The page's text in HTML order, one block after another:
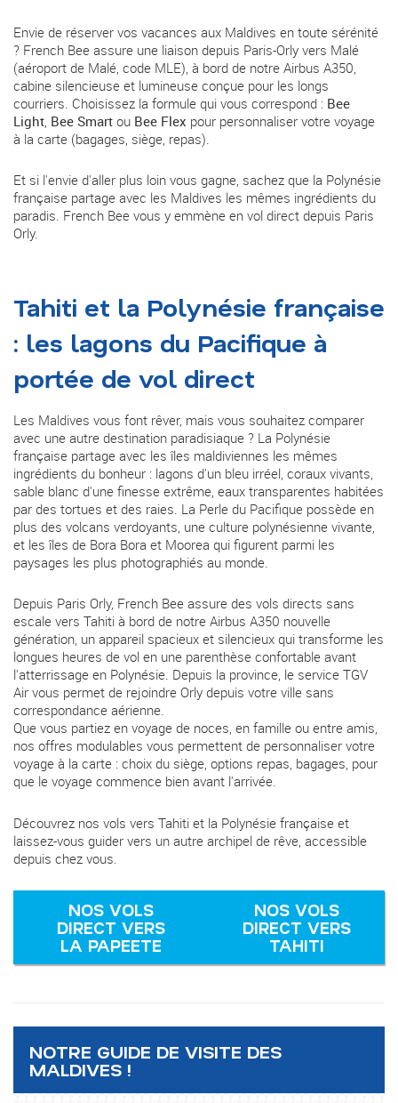
Envie de réserver vos vacances aux Maldives en toute sérénité
? French Bee assure une liaison depuis Paris-Orly vers Malé
(aéroport de Malé, code MLE), à bord de notre Airbus A350,
cabine silencieuse et lumineuse conçue pour les longs
courriers. Choisissez la formule qui vous correspond : Bee
Light Bee Smart ou Bee Flex pour personnaliser votre voyage
à la carte (bagages, siège, repas).
Et si l'envie d'aller plus loin vous gagne, sachez que la Polynésie
française partage avec les Maldives les mêmes ingrédients du
paradis. French Bee vous y emmène en vol direct depuis Paris
Orly.
Tahiti et la Polynésie française
: les lagons du Pacifique à
portée de vol direct
Les Maldives vous font rêver, mais vous souhaitez comparer
avec une autre destination paradisiaque ? La Polynésie
française partage avec les îles maldiviennes les mêmes
ingrédients du bonheur : lagons d'un bleu irréel, coraux vivants,
sable blanc d'une finesse extrême, eaux transparentes habitées
par des tortues et des raies. La Perle du Pacifique possède en
plus des volcans verdoyants, une culture polynésienne vivante,
et les îles de Bora Bora et Moorea qui figurent parmi les
paysages les plus photographiés au monde.
Depuis Paris Orly, French Bee assure des vols directs sans
escale vers Tahiti à bord de notre Airbus A350 nouvelle
génération, un appareil spacieux et silencieux qui transforme les
longues heures de vol en une parenthèse confortable avant
l'atterrissage en Polynésie. Depuis la province, le service TGV
Air vous permet de rejoindre Orly depuis votre ville sans
correspondance aérienne.
Que vous partiez en voyage de noces, en famille ou entre amis,
nos offres modulables vous permettent de personnaliser votre
voyage à la carte : choix du siège, options repas, bagages, pour
que le voyage commence bien avant l'arrivée.
Découvrez nos vols vers Tahiti et la Polynésie française et
laissez-vous guider vers un autre archipel de rêve, accessible
depuis chez vous.
NOS VOLS
DIRECT VERS
LA PAPEETE
NOS VOLS
DIRECT VERS
TAHITI
NOTRE GUIDE DE VISITE DES
MALDIVES !